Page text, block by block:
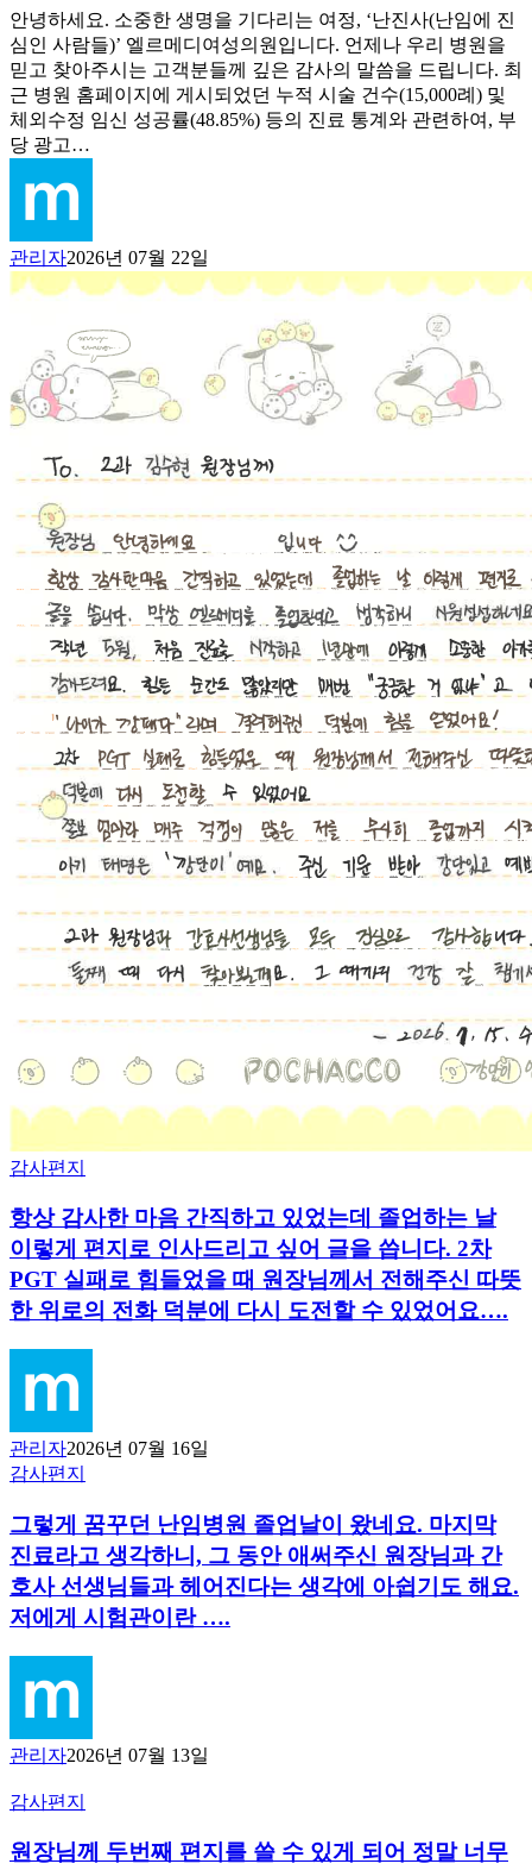
성
의
원
진
료
통
계
관
계
기
결
과
페
이
개
편
안녕하세요. 소중한 생명을 기다리는 여정, ‘난진사(난임에 진
심인 사람들)’ 엘르메디여성의원입니다. 언제나 우리 병원을
믿고 찾아주시는 고객분들께 깊은 감사의 말씀을 드립니다. 최
근 병원 홈페이지에 게시되었던 누적 시술 건수(15,000례) 및
체외수정 임신 성공률(48.85%) 등의 진료 통계와 관련하여, 부
당 광고…
관리자2026년 07월 22일
항
감
사
한
마
음
고
있
었
데
졸
업
하
는
게
편
지
로
인
사
드
감사편지
항상 감사한 마음 간직하고 있었는데 졸업하는 날
이렇게 편지로 인사드리고 싶어 글을 씁니다. 2차
PGT 실패로 힘들었을 때 원장님께서 전해주신 따뜻
한 위로의 전화 덕분에 다시 도전할 수 있었어요….
관리자2026년 07월 16일
그
게
꿈
꾸
던
난
졸
업
이
네
감사편지
그렇게 꿈꾸던 난임병원 졸업날이 왔네요. 마지막
진료라고 생각하니, 그 동안 애써주신 원장님과 간
호사 선생님들과 헤어진다는 생각에 아쉽기도 해요.
저에게 시험관이란 ….
관리자2026년 07월 13일
원
님
감사편지
원장님께 두번째 편지를 쓸 수 있게 되어 정말 너무